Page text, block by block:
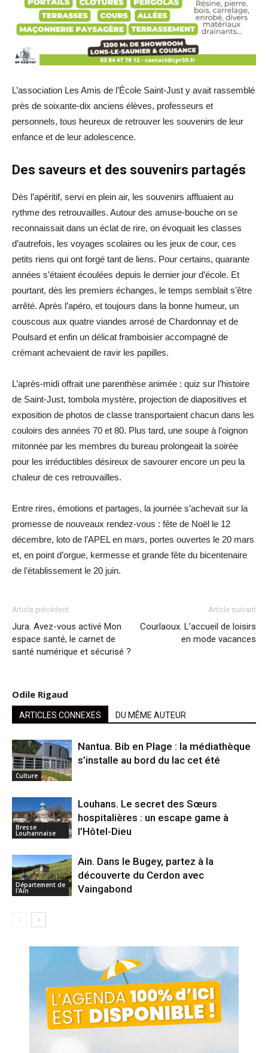
L’association Les Amis de l’École Saint-Just y avait rassemblé
près de soixante-dix anciens élèves, professeurs et
personnels, tous heureux de retrouver les souvenirs de leur
enfance et de leur adolescence.
Des saveurs et des souvenirs partagés
Dès l’apéritif, servi en plein air, les souvenirs affluaient au
rythme des retrouvailles. Autour des amuse-bouche on se
reconnaissait dans un éclat de rire, on évoquait les classes
d’autrefois, les voyages scolaires ou les jeux de cour, ces
petits riens qui ont forgé tant de liens. Pour certains, quarante
années s’étaient écoulées depuis le dernier jour d’école. Et
pourtant, dès les premiers échanges, le temps semblait s’être
arrêté. Après l’apéro, et toujours dans la bonne humeur, un
couscous aux quatre viandes arrosé de Chardonnay et de
Poulsard et enfin un délicat framboisier accompagné de
crémant achevaient de ravir les papilles.
L’après-midi offrait une parenthèse animée : quiz sur l’histoire
de Saint-Just, tombola mystère, projection de diapositives et
exposition de photos de classe transportaient chacun dans les
couloirs des années 70 et 80. Plus tard, une soupe à l’oignon
mitonnée par les membres du bureau prolongeait la soirée
pour les irréductibles désireux de savourer encore un peu la
chaleur de ces retrouvailles.
Entre rires, émotions et partages, la journée s’achevait sur la
promesse de nouveaux rendez-vous : fête de Noël le 12
décembre, loto de l’APEL en mars, portes ouvertes le 20 mars
et, en point d’orgue, kermesse et grande fête du bicentenaire
de l’établissement le 20 juin.
Article précédent
Jura. Avez-vous activé Mon
espace santé, le carnet de
santé numérique et sécurisé ?
Article suivant
Courlaoux. L’accueil de loisirs
en mode vacances
Odile Rigaud
ARTICLES CONNEXES DU MÊME AUTEUR
Culture
Nantua. Bib en Plage : la médiathèque
s’installe au bord du lac cet été
Bresse
Louhannaise
Louhans. Le secret des Sœurs
hospitalières : un escape game à
l’Hôtel-Dieu
Département de
l'Ain
Ain. Dans le Bugey, partez à la
découverte du Cerdon avec
Vaingabond